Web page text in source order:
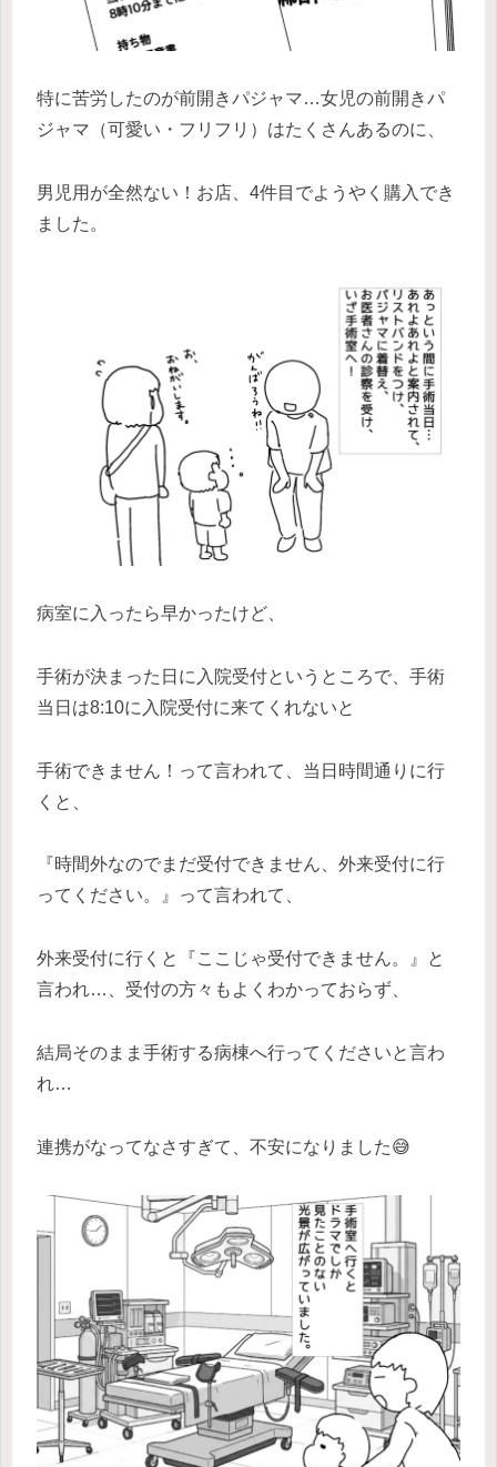
特に苦労したのが前開きパジャマ…女児の前開きパ
ジャマ（可愛い・フリフリ）はたくさんあるのに、
男児用が全然ない！お店、4件目でようやく購入でき
ました。
病室に入ったら早かったけど、
手術が決まった日に入院受付というところで、手術
当日は8:10に入院受付に来てくれないと
手術できません！って言われて、当日時間通りに行
くと、
『時間外なのでまだ受付できません、外来受付に行
ってください。』って言われて、
外来受付に行くと『ここじゃ受付できません。』と
言われ…、受付の方々もよくわかっておらず、
結局そのまま手術する病棟へ行ってくださいと言わ
れ…
連携がなってなさすぎて、不安になりました😅